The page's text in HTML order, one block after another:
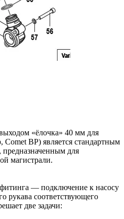
«ёлочка» 40 мм для
Comet BP) является стандартным
для
магистрали.
— подключение к насосу
рукава соответствующего
две задачи: